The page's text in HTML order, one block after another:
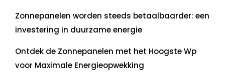
Zonnepanelen worden steeds betaalbaarder: een
investering in duurzame energie
Ontdek de Zonnepanelen met het Hoogste Wp
voor Maximale Energieopwekking